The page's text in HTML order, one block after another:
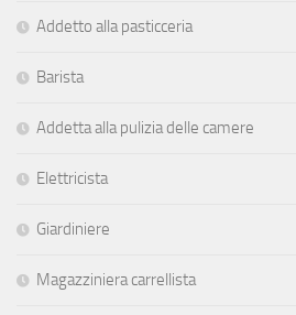
Addetto alla pasticceria
Barista
Addetta alla pulizia delle camere
Elettricista
Giardiniere
Magazziniera carrellista